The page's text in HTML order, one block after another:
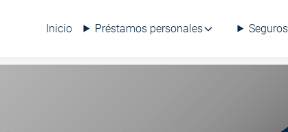
Inicio Préstamos personales